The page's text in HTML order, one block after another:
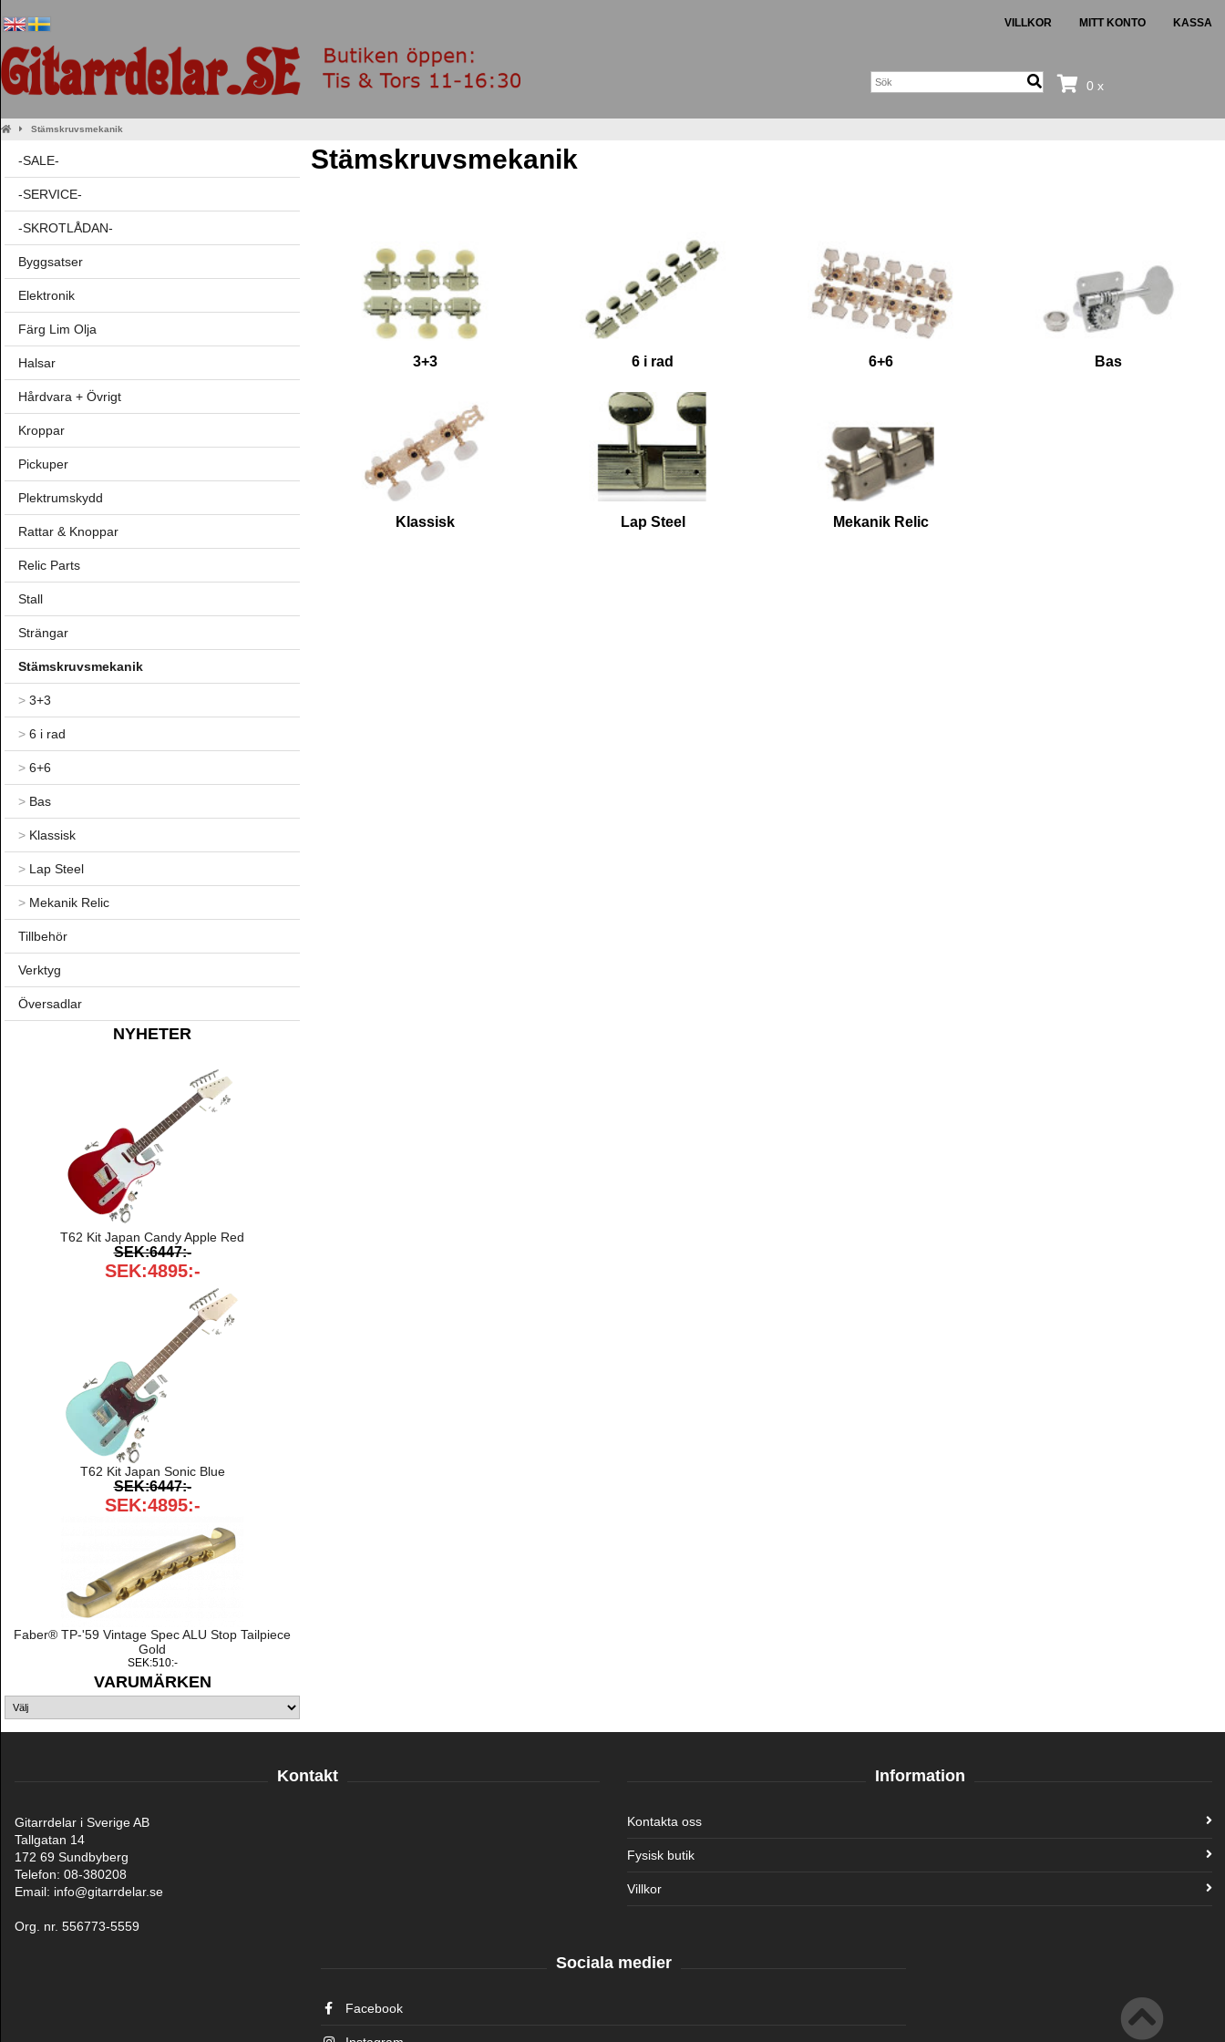
VILLKOR MITT KONTO KASSA
0 x
Stämskruvsmekanik
-SALE-
-SERVICE-
-SKROTLÅDAN-
Byggsatser
Elektronik
Färg Lim Olja
Halsar
Hårdvara + Övrigt
Kroppar
Pickuper
Plektrumskydd
Rattar & Knoppar
Relic Parts
Stall
Strängar
Stämskruvsmekanik
> 3+3
> 6 i rad
> 6+6
> Bas
> Klassisk
> Lap Steel
> Mekanik Relic
Tillbehör
Verktyg
Översadlar
NYHETER
T62 Kit Japan Candy Apple Red
SEK:6447:-
SEK:4895:-
T62 Kit Japan Sonic Blue
SEK:6447:-
SEK:4895:-
Faber® TP-'59 Vintage Spec ALU Stop Tailpiece
Gold
SEK:510:-
VARUMÄRKEN
Stämskruvsmekanik
3+3 6 i rad 6+6 Bas
Klassisk Lap Steel Mekanik Relic
Kontakt
Gitarrdelar i Sverige AB
Tallgatan 14
172 69 Sundbyberg
Telefon: 08-380208
Email: info@gitarrdelar.se
Org. nr. 556773-5559
Information
Kontakta oss
Fysisk butik
Villkor
Sociala medier
Facebook